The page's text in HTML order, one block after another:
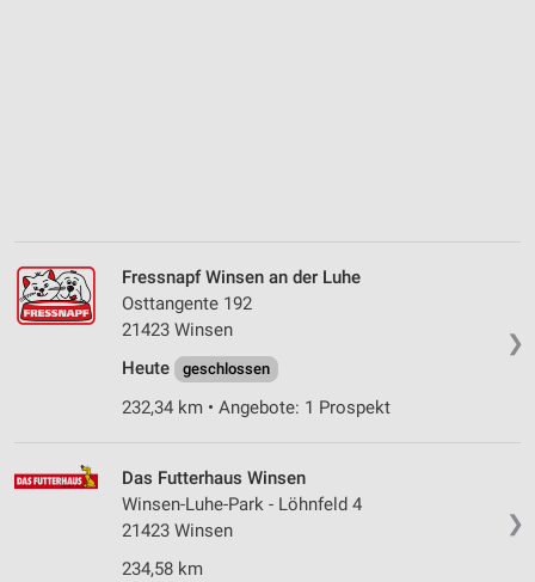
❯
Fressnapf Winsen an der Luhe
Osttangente 192
21423 Winsen
Heute
geschlossen
232,34 km • Angebote: 1 Prospekt
❯
Das Futterhaus Winsen
Winsen-Luhe-Park - Löhnfeld 4
21423 Winsen
234,58 km